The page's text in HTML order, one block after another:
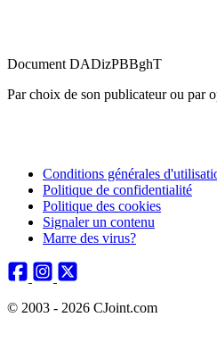
Document DADizPBBghT
Par choix de son publicateur ou par
Conditions générales
Politique de confidentialité
Politique des cookies
Signaler un contenu
Marre des virus?
© 2003 - 2026 CJoint.com